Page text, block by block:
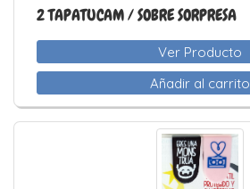
2 TAPATUCAM / SOBRE SORPRESA
Ver Producto
Añadir al carrito